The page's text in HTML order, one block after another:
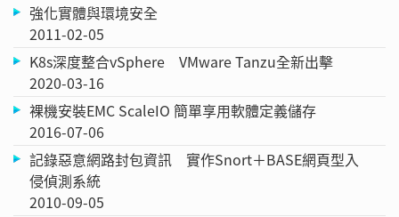
強化實體與環境安全
2011-02-05
K8s深度整合vSphere VMware Tanzu全新出擊
2020-03-16
裸機安裝EMC ScaleIO 簡單享用軟體定義儲存
2016-07-06
記錄惡意網路封包資訊 實作Snort＋BASE網頁型入
侵偵測系統
2010-09-05